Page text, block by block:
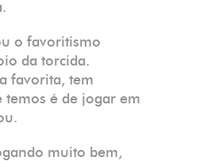
o favoritismo
da torcida.
favorita, tem
temos é de jogar em
muito bem,